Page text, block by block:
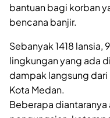
bantuan bagi korban
bencana banjir.
Sebanyak 1418
lingkungan yang ada
dampak langsung
Kota Medan.
Beberapa